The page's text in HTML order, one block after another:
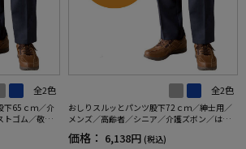
全2色
下65ｃｍ／介
トゴム／敬老
全2色
おしりスルッとパンツ股下72ｃｍ／紳士用／
メンズ／高齢者／シニア／介護ズボン／はき
やすい／ウエストゴム／敬老の日／ギフト／
プレゼント【CF】
価格： 6,138円 (税込)